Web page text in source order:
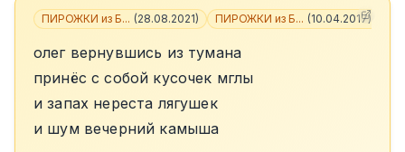
ПИРОЖКИ из Б... (28.08.2021) ПИРОЖКИ из Б... (10.04.2017)
олег вернувшись из тумана
принёс с собой кусочек мглы
и запах нереста лягушек
и шум вечерний камыша